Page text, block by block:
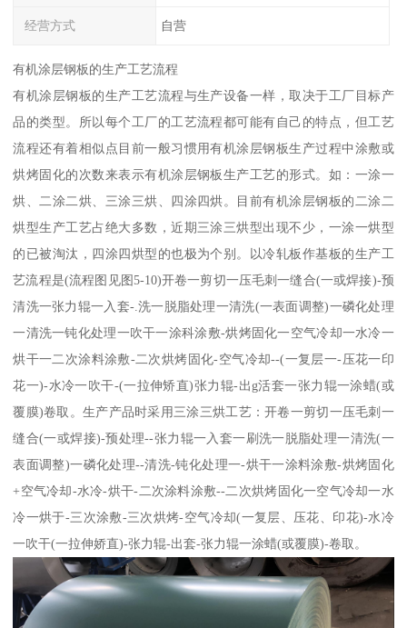
经营方式 自营
有机涂层钢板的生产工艺流程
有机涂层钢板的生产工艺流程与生产设备一样，取决于工厂目标产
品的类型。所以每个工厂的工艺流程都可能有自己的特点，但工艺
流程还有着相似点目前一般习惯用有机涂层钢板生产过程中涂敷或
烘烤固化的次数来表示有机涂层钢板生产工艺的形式。如：一涂一
烘、二涂二烘、三涂三烘、四涂四烘。目前有机涂层钢板的二涂二
烘型生产工艺占绝大多数，近期三涂三烘型出现不少，一涂一烘型
的已被淘汰，四涂四烘型的也极为个别。以冷轧板作基板的生产工
艺流程是(流程图见图5-10)开卷一剪切一压毛刺一缝合(一或焊接)-预
清洗一张力辊一入套-.洗一脱脂处理一清洗(一表面调整)一磷化处理
一清洗一钝化处理一吹干一涂科涂敷-烘烤固化一空气冷却一水冷一
烘干一二次涂料涂敷-二次烘烤固化-空气冷却--(一复层一-压花一印
花一)-水冷一吹干-(一拉伸矫直)张力辊-出g活套一张力辊一涂蜡(或
覆膜)卷取。生产产品时采用三涂三烘工艺：开卷一剪切一压毛刺一
缝合(一或焊接)-预处理--张力辊一入套一刷洗一脱脂处理一清洗(一
表面调整)一磷化处理--清洗-钝化处理一-烘干一涂料涂敷-烘烤固化
+空气冷却-水冷-烘干-二次涂料涂敷--二次烘烤固化一空气冷却一水
冷一烘于-三次涂敷-三次烘烤-空气冷却(一复层、压花、印花)-水冷
一吹干(一拉伸娇直)-张力辊-出套-张力辊一涂蜡(或覆膜)-卷取。